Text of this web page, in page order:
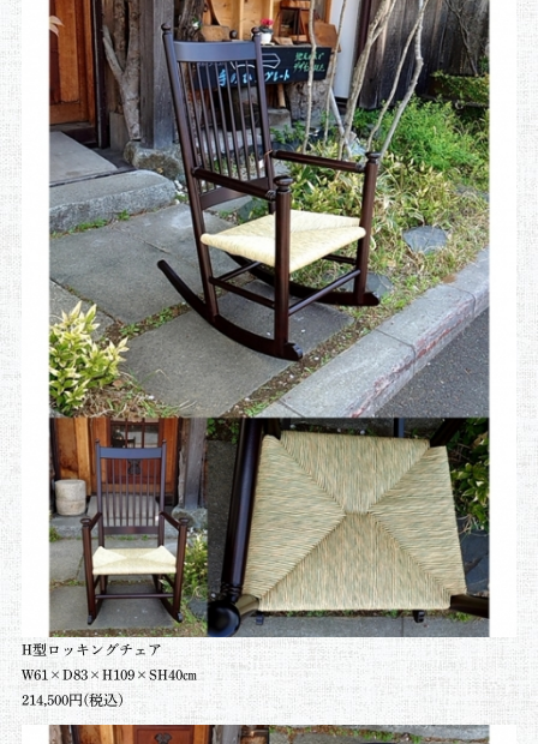
H型ロッキングチェア
W61×D83×H109×SH40㎝
214,500円(税込)